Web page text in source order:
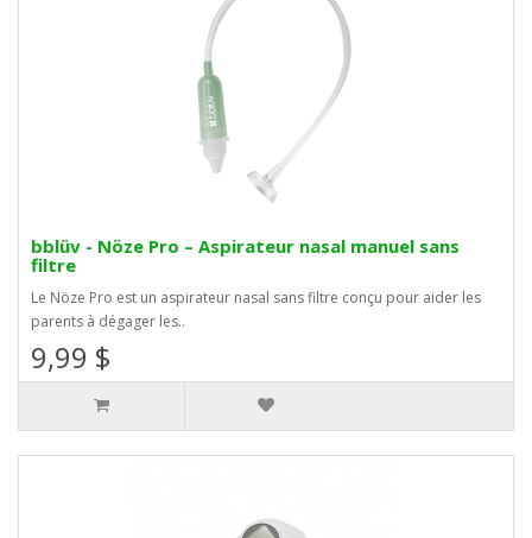
bblüv - Nöze Pro – Aspirateur nasal manuel sans
filtre
Le Nöze Pro est un aspirateur nasal sans filtre conçu pour aider les
parents à dégager les..
9,99 $